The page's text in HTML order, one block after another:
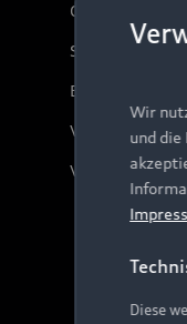
Online-
Servicekontakt
Bordbuch &
Verträge
Vertrag
Wir
und
Diese